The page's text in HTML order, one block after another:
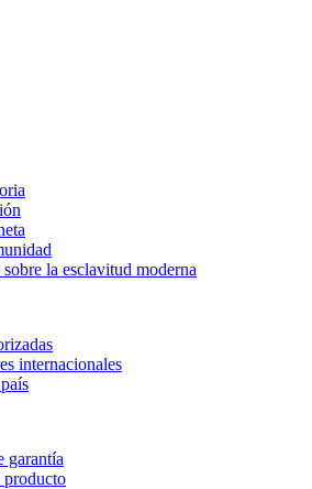
la esclavitud moderna
internacionales
garantía
producto